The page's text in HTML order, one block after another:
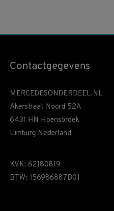
Contactgegevens
MERCEDESONDERDEEL.NL
Akerstraat Noord 52A
6431 HN Hoensbroek
Limburg Nederland
KVK: 62180819
BTW: 156986887B01